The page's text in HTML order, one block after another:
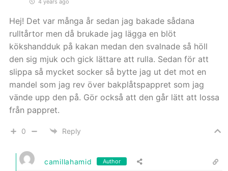
Hej! Det var många år sedan jag bakade sådana
rulltårtor men då brukade jag lägga en blöt
kökshandduk på kakan medan den svalnade så höll
den sig mjuk och gick lättare att rulla. Sedan för att
slippa så mycket socker så bytte jag ut det mot en
mandel som jag rev över bakplåtspappret som jag
vände upp den på. Gör också att den går lätt att lossa
från pappret.
0 Reply
camillahamid Author